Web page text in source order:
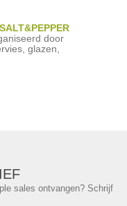
door
glazen,
sales ontvangen? Schrijf